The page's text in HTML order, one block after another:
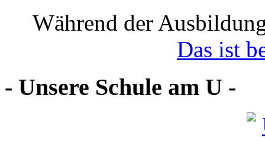
Während der
Das ist
- Unsere Schule am U -